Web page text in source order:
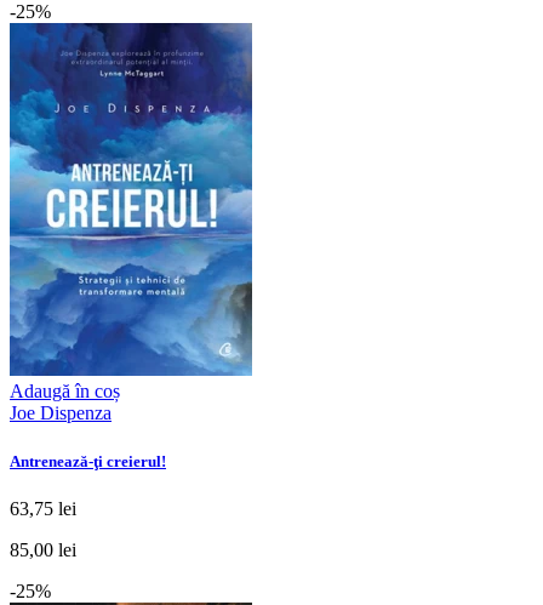
-25%
Adaugă în coș
Joe Dispenza
Antrenează-ţi creierul!
63,75 lei
85,00 lei
-25%